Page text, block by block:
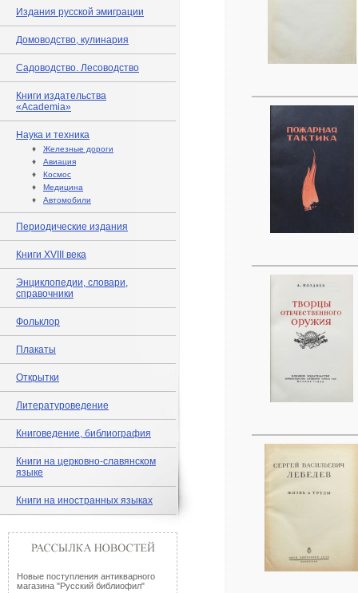
Издания русской эмиграции
Домоводство, кулинария
Садоводство. Лесоводство
Книги издательства
«Academia»
Наука и техника
♦ Железные дороги
♦ Авиация
♦ Космос
♦ Медицина
♦ Автомобили
Периодические издания
Книги XVIII века
Энциклопедии, словари,
справочники
Фольклор
Плакаты
Открытки
Литературоведение
Книговедение, библиография
Книги на церковно-славянском
языке
Книги на иностранных языках
Новые поступления антикварного
магазина "Русский библиофил"